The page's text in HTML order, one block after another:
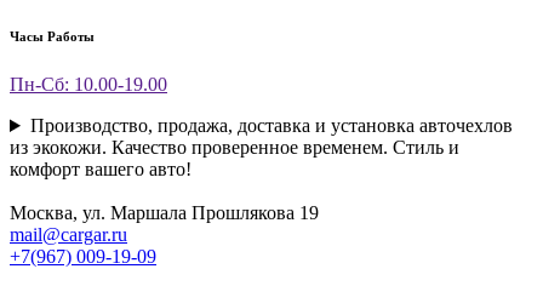
Часы Работы
Пн-Сб: 10.00-19.00
Производство, продажа, доставка и установка авточехлов
из экокожи. Качество проверенное временем. Стиль и
комфорт вашего авто!
Москва, ул. Маршала Прошлякова 19
mail@cargar.ru
+7(967) 009-19-09